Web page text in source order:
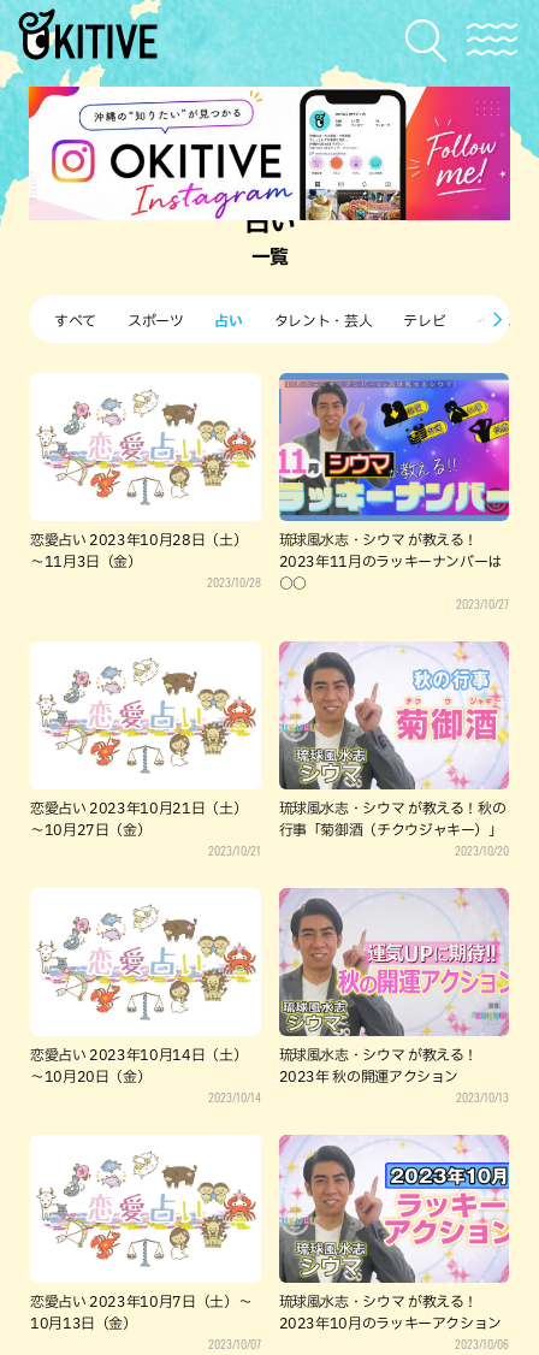
占い
一覧
すべて スポーツ 占い タレント・芸人 テレビ イベント
恋愛占い 2023年10月28日（土）
～11月3日（金）
2023/10/28
琉球風水志・シウマ が教える！
2023年11月のラッキーナンバーは
○○
2023/10/27
恋愛占い 2023年10月21日（土）
～10月27日（金）
2023/10/21
琉球風水志・シウマ が教える！秋の
行事「菊御酒（チクウジャキー）」
2023/10/20
恋愛占い 2023年10月14日（土）
～10月20日（金）
2023/10/14
琉球風水志・シウマ が教える！
2023年 秋の開運アクション
2023/10/13
恋愛占い 2023年10月7日（土）～
10月13日（金）
2023/10/07
琉球風水志・シウマ が教える！
2023年10月のラッキーアクション
2023/10/06